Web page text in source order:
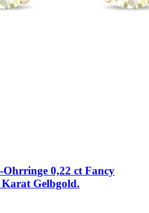
0,22 ct Fancy
Gelbgold.